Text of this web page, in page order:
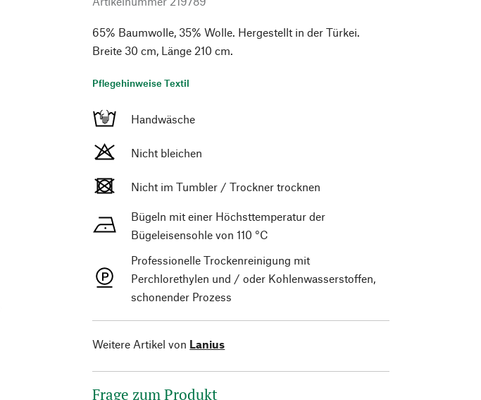
65% Baumwolle, 35% Wolle. Hergestellt in der Türkei.
Breite 30 cm, Länge 210 cm.
Pflegehinweise Textil
Handwäsche
Nicht bleichen
Nicht im Tumbler / Trockner trocknen
Bügeln mit einer Höchsttemperatur der
Bügeleisensohle von 110 °C
Professionelle Trockenreinigung mit
Perchlorethylen und / oder Kohlenwasserstoffen,
schonender Prozess
Weitere Artikel von Lanius
Frage zum Produkt